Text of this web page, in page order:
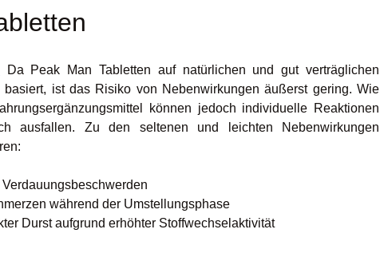
Da Peak Man Tabletten auf natürlichen und gut verträglichen
basiert, ist das Risiko von Nebenwirkungen äußerst gering. Wie
können jedoch individuelle Reaktionen
ausfallen. Zu den seltenen und leichten Nebenwirkungen
Verdauungsbeschwerden
während der Umstellungsphase
Durst aufgrund erhöhter Stoffwechselaktivität